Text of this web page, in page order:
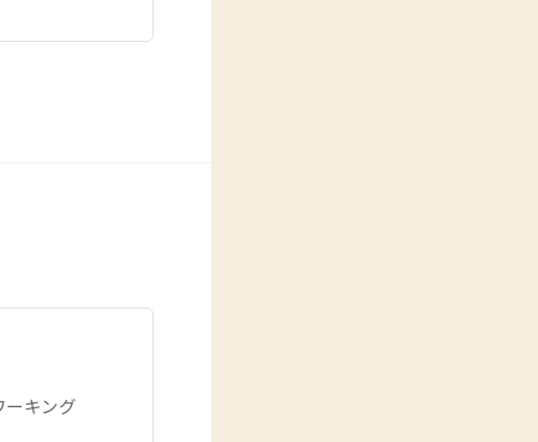
ーキング